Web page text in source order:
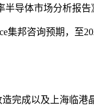
半导体市场分析报
集邦咨询预期，至
完成以及上海临港